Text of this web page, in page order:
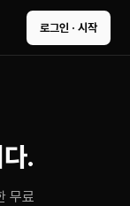
로그인 · 시작
.
무료